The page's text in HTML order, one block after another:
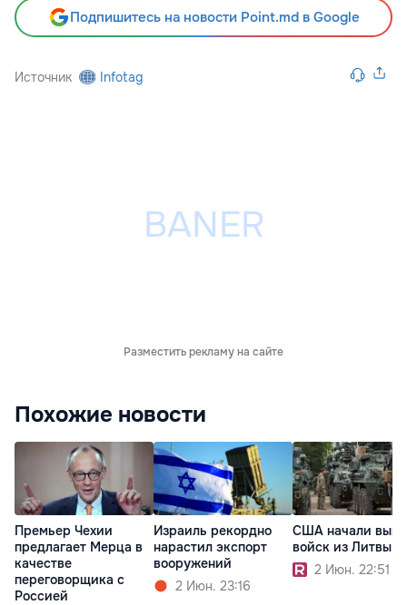
Подпишитесь на новости Point.md в Google
Источник Infotag
Разместить рекламу на сайте
Похожие новости
Премьер Чехии
предлагает Мерца в
качестве
переговорщика с
Россией
Израиль рекордно
нарастил экспорт
вооружений
2 Июн. 23:16
США начали
войск из Литвы
2 Июн. 22:51